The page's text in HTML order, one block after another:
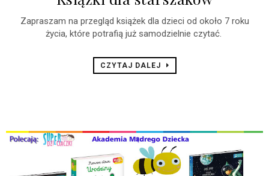
Zapraszam na przegląd książek dla dzieci od około 7 roku
życia, które potrafią już samodzielnie czytać.
CZYTAJ DALEJ